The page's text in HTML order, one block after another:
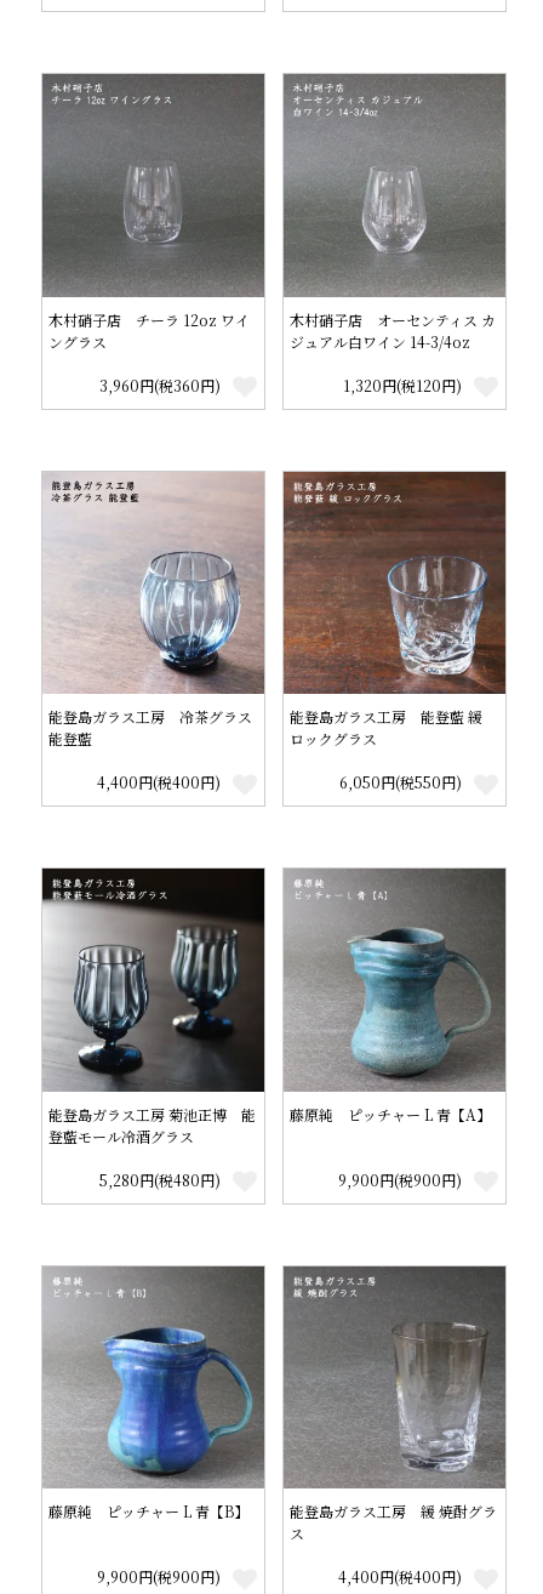
木村硝子店 チーラ 12oz ワイ
ングラス
3,960円(税360円)
木村硝子店 オーセンティス カ
ジュアル白ワイン 14-3/4oz
1,320円(税120円)
能登島ガラス工房 冷茶グラス
能登藍
4,400円(税400円)
能登島ガラス工房 能登藍 緩
ロックグラス
6,050円(税550円)
能登島ガラス工房 菊池正博 能
登藍モール冷酒グラス
5,280円(税480円)
藤原純 ピッチャー L 青【A】
9,900円(税900円)
藤原純 ピッチャー L 青【B】
9,900円(税900円)
能登島ガラス工房 緩 焼酎グラ
ス
4,400円(税400円)